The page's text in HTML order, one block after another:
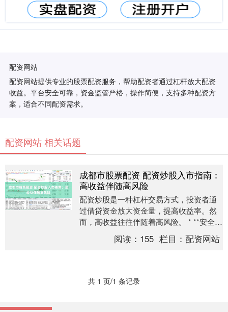
配资网站
配资网站提供专业的股票配资服务，帮助配资者通过杠杆放大配资
收益。平台安全可靠，资金监管严格，操作简便，支持多种配资方
案，适合不同配资需求。
配资网站 相关话题
成都市股票配资 配资炒股入市指南：
高收益伴随高风险
配资炒股是一种杠杆交易方式，投资者通
过借贷资金放大资金量，提高收益率。然
而，高收益往往伴随着高风险。 * **安全保
障：**拥有权威金融监管机构颁发的牌照，
阅读： 155 栏目：配资网站
共 1 页/1 条记录